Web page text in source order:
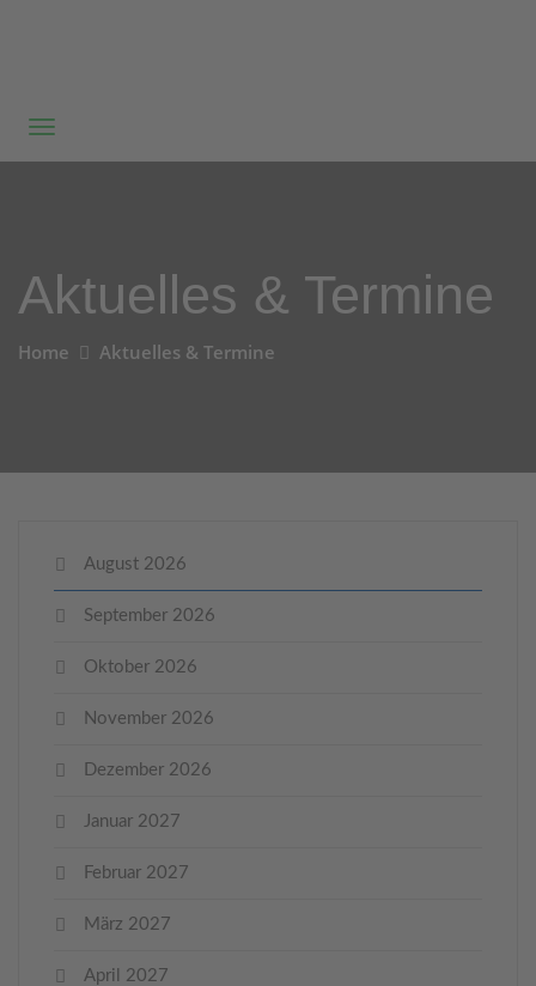
Aktuelles & Termine
Home Aktuelles & Termine
August 2026
September 2026
Oktober 2026
November 2026
Dezember 2026
Januar 2027
Februar 2027
März 2027
April 2027